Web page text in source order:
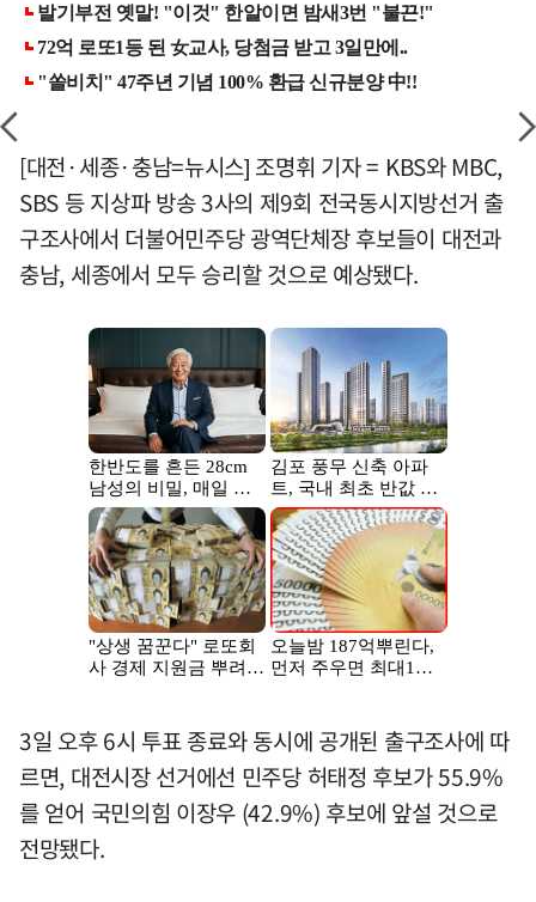
[대전·세종·충남=뉴시스] 조명휘 기자 = KBS와 MBC,
SBS 등 지상파 방송 3사의 제9회 전국동시지방선거 출
구조사에서 더불어민주당 광역단체장 후보들이 대전과
충남, 세종에서 모두 승리할 것으로 예상됐다.
3일 오후 6시 투표 종료와 동시에 공개된 출구조사에 따
르면, 대전시장 선거에선 민주당 허태정 후보가 55.9%
를 얻어 국민의힘 이장우 (42.9%) 후보에 앞설 것으로
전망됐다.